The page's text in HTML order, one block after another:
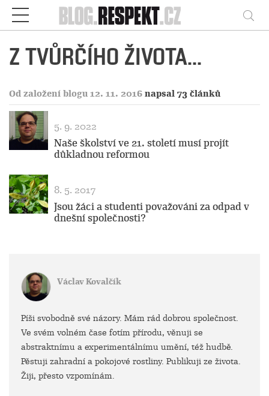
Respekt
Z TVŮRČÍHO ŽIVOTA...
Od založení blogu 12. 11. 2016 napsal 73 článků
5. 9. 2022
Naše školství ve 21. století musí projít
důkladnou reformou
8. 5. 2017
Jsou žáci a studenti považováni za odpad v
dnešní společnosti?
Václav Kovalčík
Píši svobodně své názory. Mám rád dobrou společnost.
Ve svém volném čase fotím přírodu, věnuji se
abstraktnímu a experimentálnímu umění, též hudbě.
Pěstuji zahradní a pokojové rostliny. Publikuji ze života.
Žiji, přesto vzpomínám.